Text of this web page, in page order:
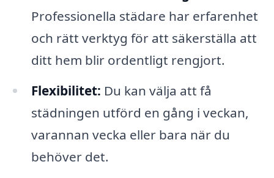
Professionella städare har erfarenhet
och rätt verktyg för att säkerställa att
ditt hem blir ordentligt rengjort.
Flexibilitet: Du kan välja att få
städningen utförd en gång i veckan,
varannan vecka eller bara när du
behöver det.